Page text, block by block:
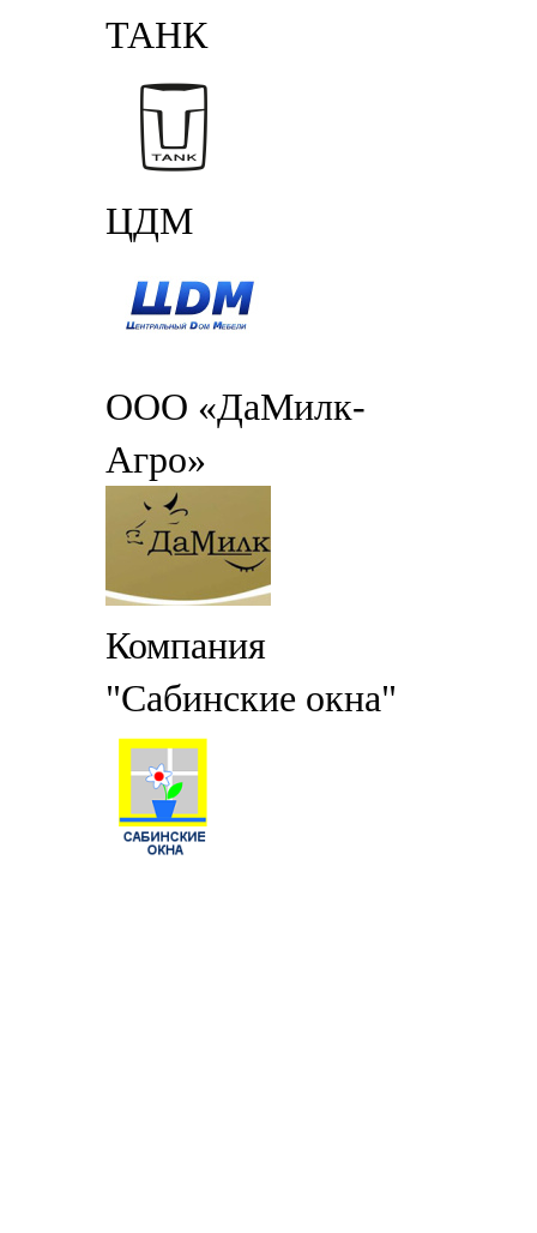
ТАНК
ЦДМ
ООО «ДаМилк-
Агро»
Компания
"Сабинские окна"